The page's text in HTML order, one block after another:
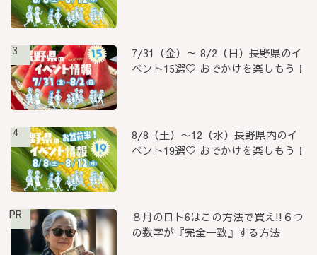
3
7/31（金）～ 8/2（日）長野県のイ
ベント15選♡ おでかけを楽しもう！
4
8/8（土）〜12（水）長野県内のイ
ベント19選♡ おでかけを楽しもう！
PR
８月のロト6はこの方法で買え!!６つ
の数字が『完全一致』する方法